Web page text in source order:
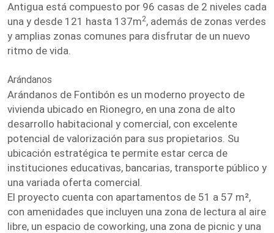
Antigua está compuesto por 96 casas de 2 niveles cada
una y desde 121 hasta 137m2, además de zonas verdes
y amplias zonas comunes para disfrutar de un nuevo
ritmo de vida.
Arándanos
Arándanos de Fontibón es un moderno proyecto de
vivienda ubicado en Rionegro, en una zona de alto
desarrollo habitacional y comercial, con excelente
potencial de valorización para sus propietarios. Su
ubicación estratégica te permite estar cerca de
instituciones educativas, bancarias, transporte público y
una variada oferta comercial.
El proyecto cuenta con apartamentos de 51 a 57 m²,
con amenidades que incluyen una zona de lectura al aire
libre, un espacio de coworking, una zona de picnic y una